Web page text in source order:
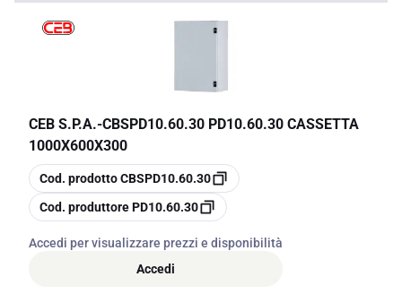
CEB S.P.A.-CBSPD10.60.30 PD10.60.30 CASSETTA
1000X600X300
copia
Cod. prodottoCBSPD10.60.30
copia
Cod. produttorePD10.60.30
Accedi per visualizzare prezzi e disponibilità
Accedi